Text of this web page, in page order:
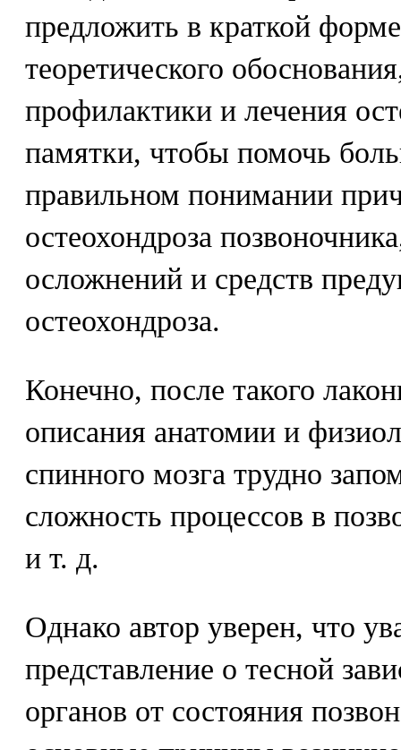
предложить в краткой
теоретического
профилактики и лечения
памятки, чтобы помочь
правильном понимании
остеохондроза
осложнений и средств
остеохондроза.
Конечно, после такого
описания анатомии и
спинного мозга трудно
сложность процессов в
и т. д.
Однако автор уверен, что
представление о тесной
органов от состояния